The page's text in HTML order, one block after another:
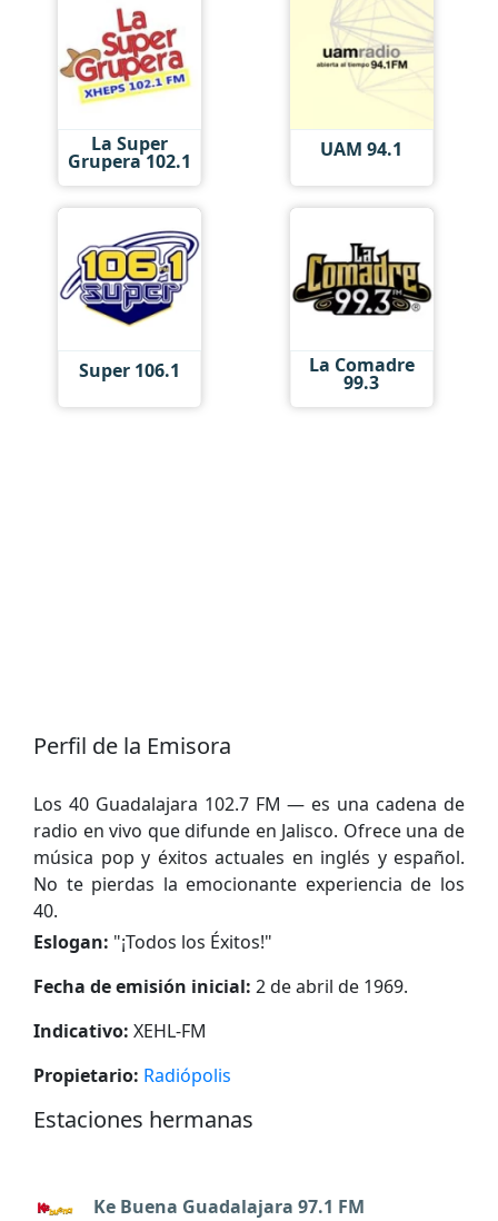
La Super
Grupera 102.1 UAM 94.1
Super 106.1 La Comadre
99.3
Perfil de la Emisora
Los 40 Guadalajara 102.7 FM — es una cadena de
radio en vivo que difunde en Jalisco. Ofrece una de
música pop y éxitos actuales en inglés y español.
No te pierdas la emocionante experiencia de los
40.
Eslogan: "¡Todos los Éxitos!"
Fecha de emisión inicial: 2 de abril de 1969.
Indicativo: XEHL-FM
Propietario: Radiópolis
Estaciones hermanas
Ke Buena Guadalajara 97.1 FM